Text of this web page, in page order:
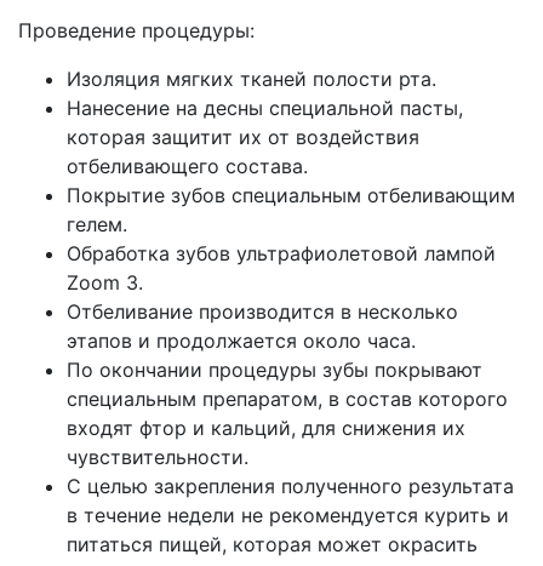
Проведение процедуры:
Изоляция мягких тканей полости рта.
Нанесение на десны специальной пасты,
которая защитит их от воздействия
отбеливающего состава.
Покрытие зубов специальным отбеливающим
гелем.
Обработка зубов ультрафиолетовой лампой
Zoom 3.
Отбеливание производится в несколько
этапов и продолжается около часа.
По окончании процедуры зубы покрывают
специальным препаратом, в состав которого
входят фтор и кальций, для снижения их
чувствительности.
С целью закрепления полученного результата
в течение недели не рекомендуется курить и
питаться пищей, которая может окрасить